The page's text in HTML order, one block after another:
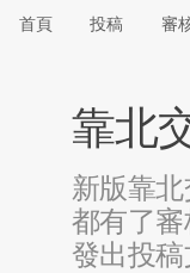
首頁 投稿 審
靠北
新版靠
都有了
發出投稿